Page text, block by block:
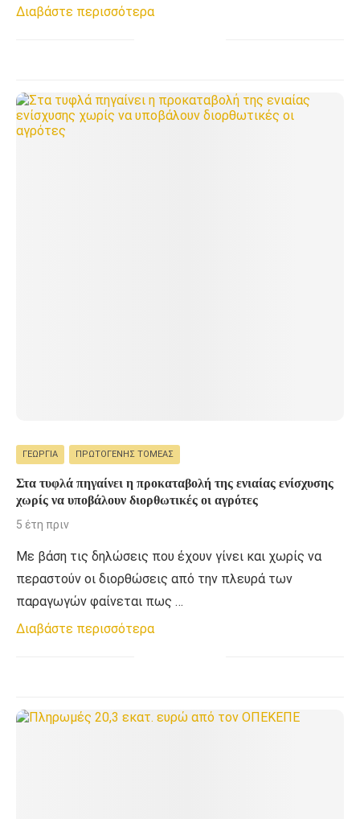
Διαβάστε περισσότερα
ΓΕΩΡΓΊΑ ΠΡΩΤΟΓΕΝΉΣ ΤΟΜΈΑΣ
Στα τυφλά πηγαίνει η προκαταβολή της ενιαίας ενίσχυσης
χωρίς να υποβάλουν διορθωτικές οι αγρότες
5 έτη πριν
Με βάση τις δηλώσεις που έχουν γίνει και χωρίς να
περαστούν οι διορθώσεις από την πλευρά των
παραγωγών φαίνεται πως …
Διαβάστε περισσότερα